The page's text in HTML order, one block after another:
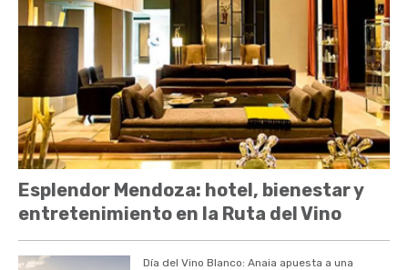
Esplendor Mendoza: hotel, bienestar y
entretenimiento en la Ruta del Vino
Día del Vino Blanco: Anaia apuesta a una